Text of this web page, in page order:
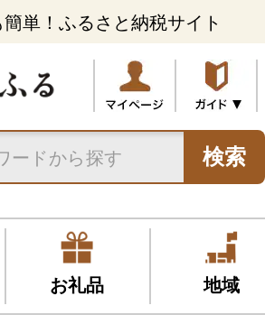
単！ふるさと納税サイト
検索
お礼品 地域